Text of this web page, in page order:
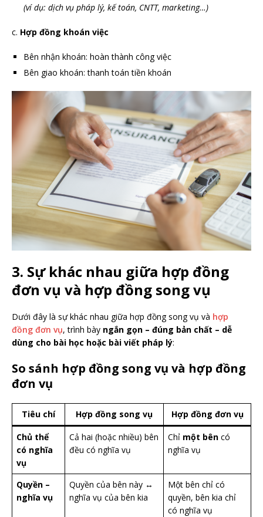
(ví dụ: dịch vụ pháp lý, kế toán, CNTT, marketing…)
c. Hợp đồng khoán việc
Bên nhận khoán: hoàn thành công việc
Bên giao khoán: thanh toán tiền khoán
3. Sự khác nhau giữa hợp đồng
đơn vụ và hợp đồng song vụ
Dưới đây là sự khác nhau giữa hợp đồng song vụ và hợp
đồng đơn vụ, trình bày ngắn gọn – đúng bản chất – dễ
dùng cho bài học hoặc bài viết pháp lý:
So sánh hợp đồng song vụ và hợp đồng
đơn vụ
Tiêu chí Hợp đồng song vụ Hợp đồng đơn vụ
Chủ thể
có nghĩa
vụ
Cả hai (hoặc nhiều) bên
đều có nghĩa vụ
Chỉ một bên có
nghĩa vụ
Quyền –
nghĩa vụ
Quyền của bên này ↔
nghĩa vụ của bên kia
Một bên chỉ có
quyền, bên kia chỉ
có nghĩa vụ